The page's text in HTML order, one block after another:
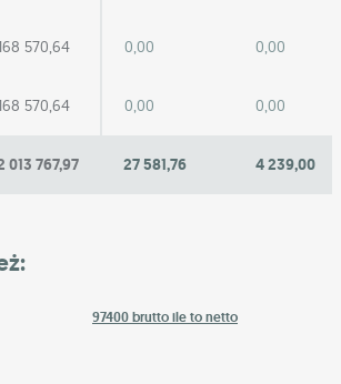
168 570,64 0,00 0,00
168 570,64 0,00 0,00
013 767,97 27 581,76 4 239,00
97400 brutto ile to netto